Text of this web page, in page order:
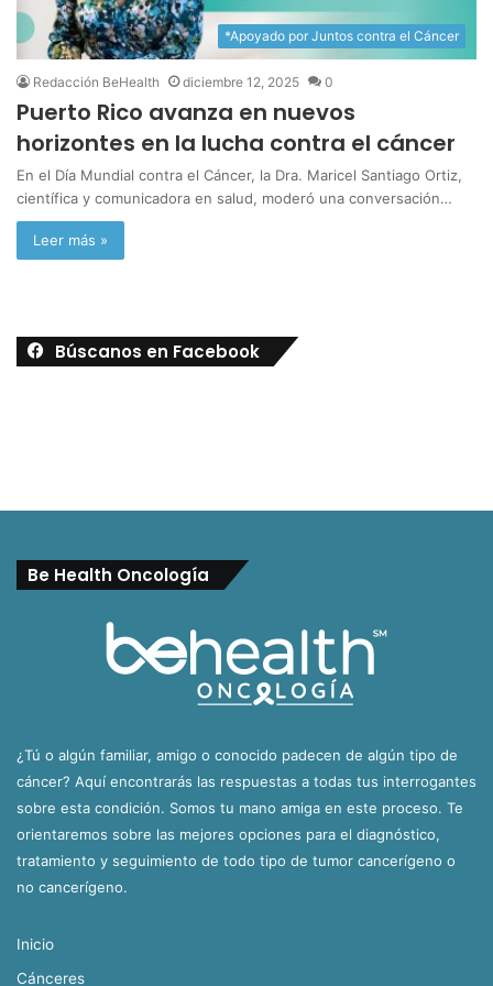
*Apoyado por Juntos contra el Cáncer
Redacción BeHealth diciembre 12, 2025 0
Puerto Rico avanza en nuevos
horizontes en la lucha contra el cáncer
En el Día Mundial contra el Cáncer, la Dra. Maricel Santiago Ortiz,
científica y comunicadora en salud, moderó una conversación…
Leer más »
Búscanos en Facebook
Be Health Oncología
¿Tú o algún familiar, amigo o conocido padecen de algún tipo de
cáncer? Aquí encontrarás las respuestas a todas tus interrogantes
sobre esta condición. Somos tu mano amiga en este proceso. Te
orientaremos sobre las mejores opciones para el diagnóstico,
tratamiento y seguimiento de todo tipo de tumor cancerígeno o
no cancerígeno.
Inicio
Cánceres